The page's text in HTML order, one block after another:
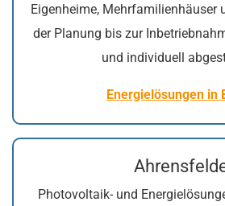
Eigenheime, Mehrfamilienhäuser
der Planung bis zur
und individuell
Energielösungen in
Photovoltaik- und